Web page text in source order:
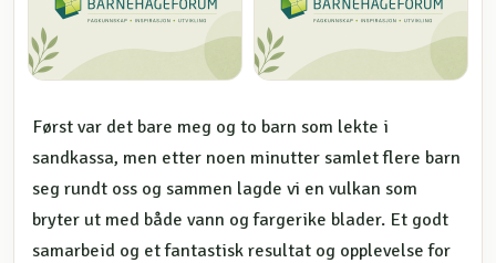
Først var det bare meg og to barn som lekte i
sandkassa, men etter noen minutter samlet flere barn
seg rundt oss og sammen lagde vi en vulkan som
bryter ut med både vann og fargerike blader. Et godt
samarbeid og et fantastisk resultat og opplevelse for